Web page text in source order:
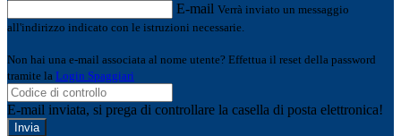
E-mail Verrà inviato un messaggio
all'indirizzo indicato con le istruzioni necessarie.
Non hai una e-mail associata al nome utente? Effettua il reset della password
tramite la Login Spaggiari
E-mail inviata, si prega di controllare la casella di posta elettronica!